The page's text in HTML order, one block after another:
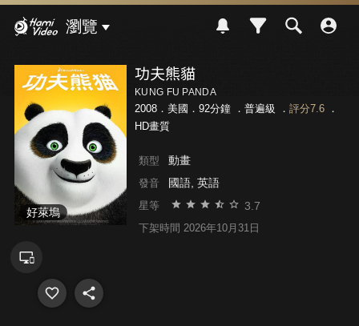
瀏覽
好萊塢
功夫熊貓
KUNG FU PANDA
2008．美國．92分鐘 ． 普遍級 ． 評分7.6．
HD畫質
類型 動畫
發音 國語, 英語
星等 3.7
下架時間 2026年10月31日